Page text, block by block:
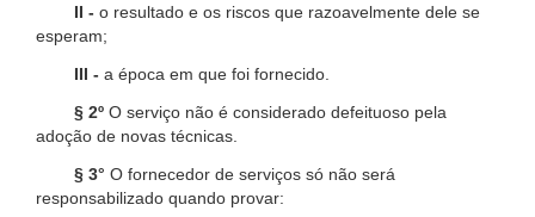
II - o resultado e os riscos que razoavelmente dele se
esperam;
III - a época em que foi fornecido.
§ 2º O serviço não é considerado defeituoso pela
adoção de novas técnicas.
§ 3° O fornecedor de serviços só não será
responsabilizado quando provar: